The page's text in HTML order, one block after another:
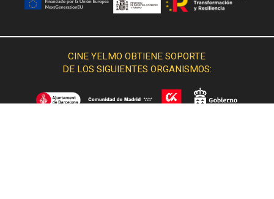
CINE YELMO OBTIENE SOPORTE
DE LOS SIGUIENTES ORGANISMOS: